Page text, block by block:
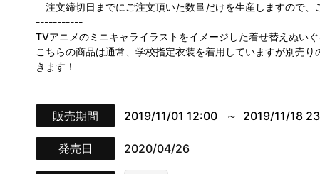
注文締切日までにご注文頂いた数量だけを生産しますので
-----------
TVアニメのミニキャライラストをイメージした着せ替えぬいぐ
こちらの商品は通常、学校指定衣装を着用していますが別売
きます！
販売期間 2019/11/01 12:00 2019/11/18
発売日 2020/04/26